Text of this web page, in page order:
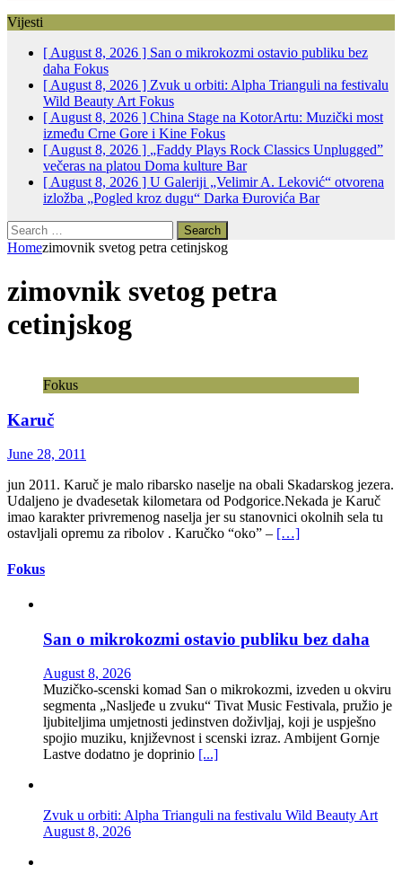
Vijesti
[ August 8, 2026 ] San o mikrokozmi ostavio publiku bez
daha Fokus
[ August 8, 2026 ] Zvuk u orbiti: Alpha Trianguli na festivalu
Wild Beauty Art Fokus
[ August 8, 2026 ] China Stage na KotorArtu: Muzički most
između Crne Gore i Kine Fokus
[ August 8, 2026 ] „Faddy Plays Rock Classics Unplugged”
večeras na platou Doma kulture Bar
[ August 8, 2026 ] U Galeriji „Velimir A. Leković“ otvorena
izložba „Pogled kroz dugu“ Darka Đurovića Bar
Search
for:
Homezimovnik svetog petra cetinjskog
zimovnik svetog petra
cetinjskog
Fokus
Karuč
June 28, 2011
jun 2011. Karuč je malo ribarsko naselje na obali Skadarskog jezera.
Udaljeno je dvadesetak kilometara od Podgorice.Nekada je Karuč
imao karakter privremenog naselja jer su stanovnici okolnih sela tu
ostavljali opremu za ribolov . Karučko “oko” – […]
Fokus
San o mikrokozmi ostavio publiku bez daha
August 8, 2026
Muzičko-scenski komad San o mikrokozmi, izveden u okviru
segmenta „Nasljeđe u zvuku“ Tivat Music Festivala, pružio je
ljubiteljima umjetnosti jedinstven doživljaj, koji je uspješno
spojio muziku, književnost i scenski izraz. Ambijent Gornje
Lastve dodatno je doprinio [...]
Zvuk u orbiti: Alpha Trianguli na festivalu Wild Beauty Art
August 8, 2026